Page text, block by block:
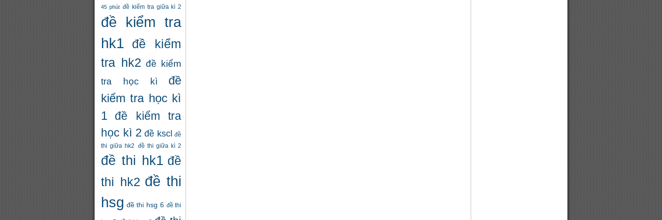
45 phút đề kiểm tra giữa kì 2
đề kiểm tra
hk1
đề kiểm
tra hk2 đề kiểm
tra học kì
đề
kiểm tra học kì
1
đề kiểm tra
học kì 2 đề kscl đề
thi giữa hk2 đề thi giữa kì 2
đề thi hk1 đề
thi hk2 đề thi
hsg đề thi hsg 6 đề thi